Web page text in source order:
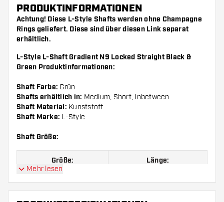
PRODUKTINFORMATIONEN
Achtung! Diese L-Style Shafts werden ohne Champagne
Rings geliefert. Diese sind über diesen Linkseparat
erhältlich.
L-Style L-Shaft Gradient N9 Locked Straight Black &
Green Produktinformationen:
Shaft Farbe: Grün
Shafts erhältlich in: Medium, Short, Inbetween
Shaft Material: Kunststoff
Shaft Marke: L-Style
Shaft Größe:
Größe: Länge:
Größe 190 Short, 33 mm
Mehr lesen